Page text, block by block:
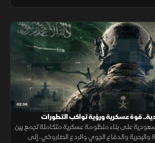
02:38
قوة عسكرية ورؤية تواكب التطورات
على بناء منظومة عسكرية متكاملة تجمع بين
والبحرية والدفاع الجوي والردع الصاروخي، إلى